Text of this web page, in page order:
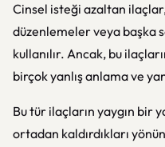
Cinsel isteği azaltan
düzenlemeler veya başka
kullanılır. Ancak, bu
birçok yanlış anlama ve
Bu tür ilaçların yaygın bir
ortadan kaldırdıkları